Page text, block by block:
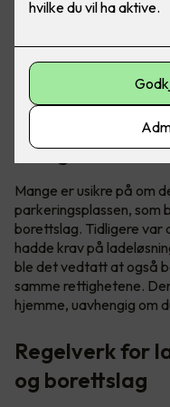
om du bor i borettslag
du har eller skal skaffe
Tidligere
nå også for
Mange er usikre på om
parkeringsplassen, som
borettslag. Tidligere var
hadde krav på
ble det vedtatt at også
samme rettighetene.
hjemme, uavhengig om
Regelverk for
og borettslag